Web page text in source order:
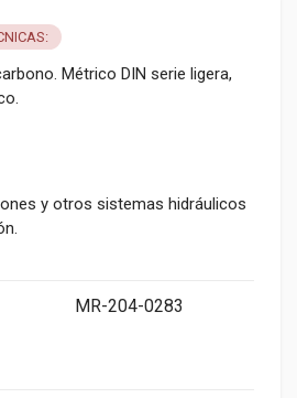
Métrico DIN serie ligera,
y otros sistemas hidráulicos
MR-204-0283